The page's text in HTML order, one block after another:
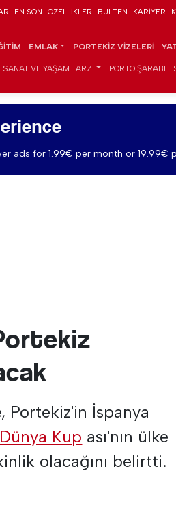
EN SON ÖZELLIKLER BÜLTEN KARIYER
EMLAK PORTEKIZ VIZELERI
SANAT VE YAŞAM TARZI PORTO ŞARABI
ads for 1.99€ per month or 19.99€
Portekiz'in İspanya
Kup ası'nın ülke
olacağını belirtti.